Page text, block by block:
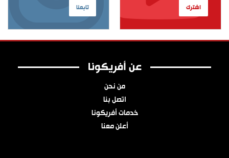
تابعنا اشترك
عن أفريكونا
من نحن
اتصل بنا
خدمات أفريكونا
أعلن معنا